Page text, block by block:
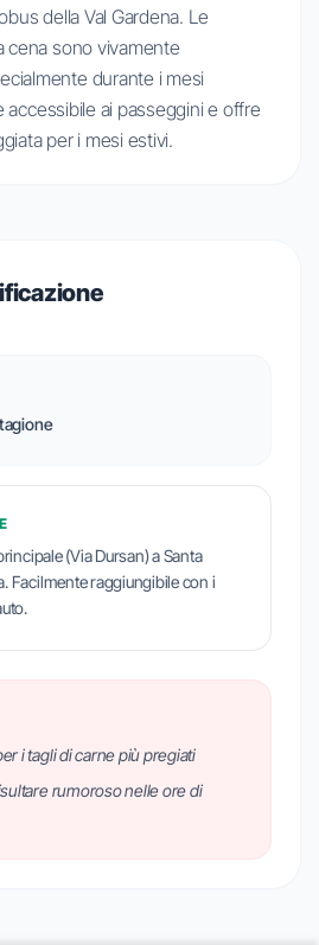
della Val Gardena. Le
cena sono vivamente
durante i mesi
accessibile ai passeggini e offre
per i mesi estivi.
(Via Dursan) a Santa
Facilmente raggiungibile con i
i tagli di carne più pregiati
rumoroso nelle ore di